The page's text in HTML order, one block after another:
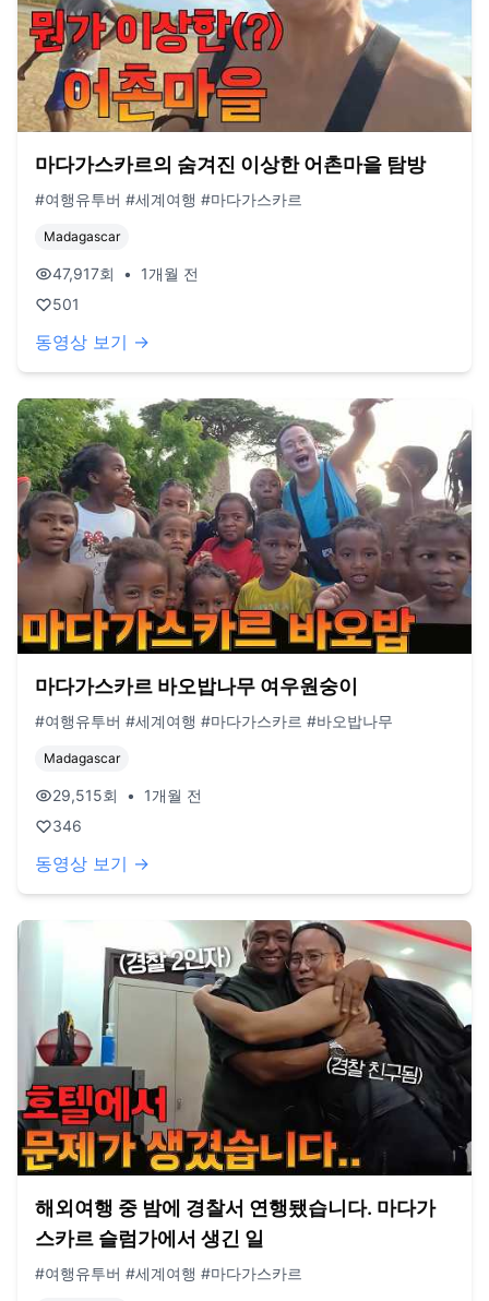
마다가스카르의 숨겨진 이상한 어촌마을 탐방
#여행유투버 #세계여행 #마다가스카르
Madagascar
47,917회 •
1개월 전
501
동영상 보기 →
마다가스카르 바오밥나무 여우원숭이
#여행유투버 #세계여행 #마다가스카르 #바오밥나무
Madagascar
29,515회 •
1개월 전
346
동영상 보기 →
해외여행 중 밤에 경찰서 연행됐습니다. 마다가
스카르 슬럼가에서 생긴 일
#여행유투버 #세계여행 #마다가스카르